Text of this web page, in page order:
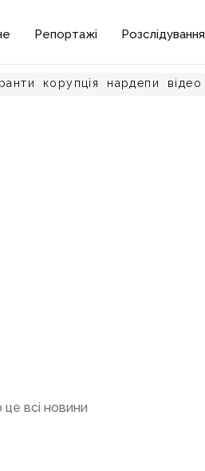
Репортажі Розслідування
корупція нардепи відео
всі новини